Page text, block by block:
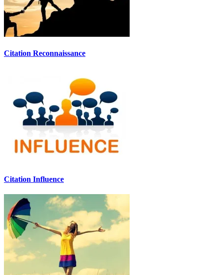
Citation Reconnaissance
Citation Influence